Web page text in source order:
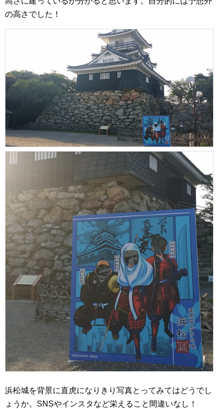
の高さでした！
浜松城を背景に直虎になりきり写真とってみてはどうでし
ょうか。SNSやインスタなど栄えること間違いなし！